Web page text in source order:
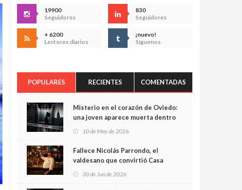
19900
Seguidores
830
Seguidores
+ 6200
Lectores diarios
¡nuevo!
Síguenos
POPULARES RECIENTES COMENTADAS
Misterio en el corazón de Oviedo:
una joven aparece muerta dentro
cámaras captan sus últimos
minutos
10 de May de 2026
Fallece Nicolás Parrondo, el
valdesano que convirtió Casa
30 de Jun de 2026